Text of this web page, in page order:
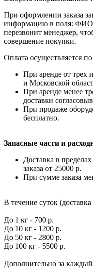
При оформлении заказа
информацию в поля: ФИО,
перезвонит менеджер,
совершение покупки.
Оплата осуществляется
При аренде от трех
и Московской
При аренде менее
доставки
При продаже
бесплатно.
Запасные части и
Доставка в
заказа от 25000 р.
При сумме заказа
В течение суток
До 1 кг - 700 р.
До 10 кг - 1200 р.
До 50 кг - 2800 р.
До 100 кг - 5500 р.
Дополнительно за